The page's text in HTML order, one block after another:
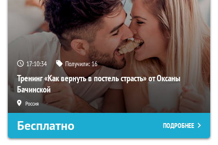
17:10:33 Получили:16
Тренинг «Как вернуть в постель страсть» от Оксаны
Бачинской
Россия
Бесплатно ПОДРОБНЕЕ